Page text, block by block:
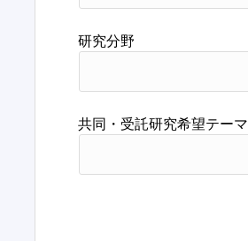
研究分野
共同・受託研究希望テーマ